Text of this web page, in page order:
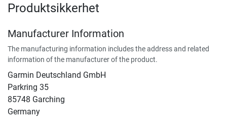
Produktsikkerhet
Manufacturer Information
The manufacturing information includes the address and related
information of the manufacturer of the product.
Garmin Deutschland GmbH
Parkring 35
85748 Garching
Germany